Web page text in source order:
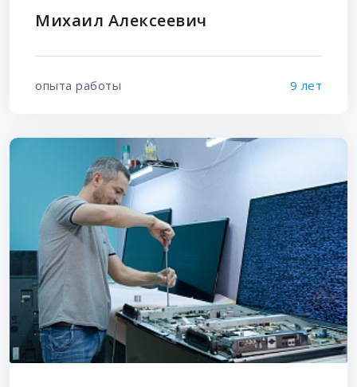
Михаил Алексеевич
опыта работы 9 лет